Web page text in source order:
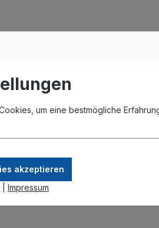
Stecker"
um eine bestmögliche
akzeptieren
Impressum